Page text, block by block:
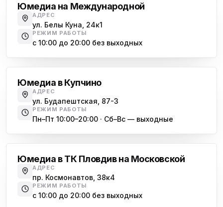
Юмедиа на Международной
АДРЕС
ул. Белы Куна, 24к1
РЕЖИМ РАБОТЫ
с 10:00 до 20:00 без выходных
Юмедиа в Купчино
АДРЕС
ул. Будапештская, 87-3
РЕЖИМ РАБОТЫ
Пн–Пт 10:00–20:00 · Сб–Вс — выходные
Юмедиа в ТК Пловдив на Московской
АДРЕС
пр. Космонавтов, 38к4
РЕЖИМ РАБОТЫ
с 10:00 до 20:00 без выходных